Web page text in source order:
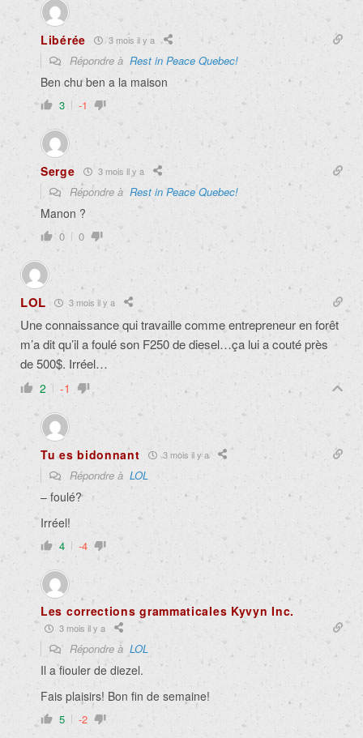
Libérée 3 mois il y a
Répondre à Rest in Peace Quebec!
Ben chu ben a la maison
3 -1
Serge 3 mois il y a
Répondre à Rest in Peace Quebec!
Manon ?
0 0
LOL 3 mois il y a
Une connaissance qui travaille comme entrepreneur en forêt
m’a dit qu’il a foulé son F250 de diesel…ça lui a couté près
de 500$. Irréel…
2 -1
Tu es bidonnant 3 mois il y a
Répondre à LOL
– foulé?
Irréel!
4 -4
Les corrections grammaticales Kyvyn Inc.
3 mois il y a
Répondre à LOL
Il a fiouler de diezel.
Fais plaisirs! Bon fin de semaine!
5 -2